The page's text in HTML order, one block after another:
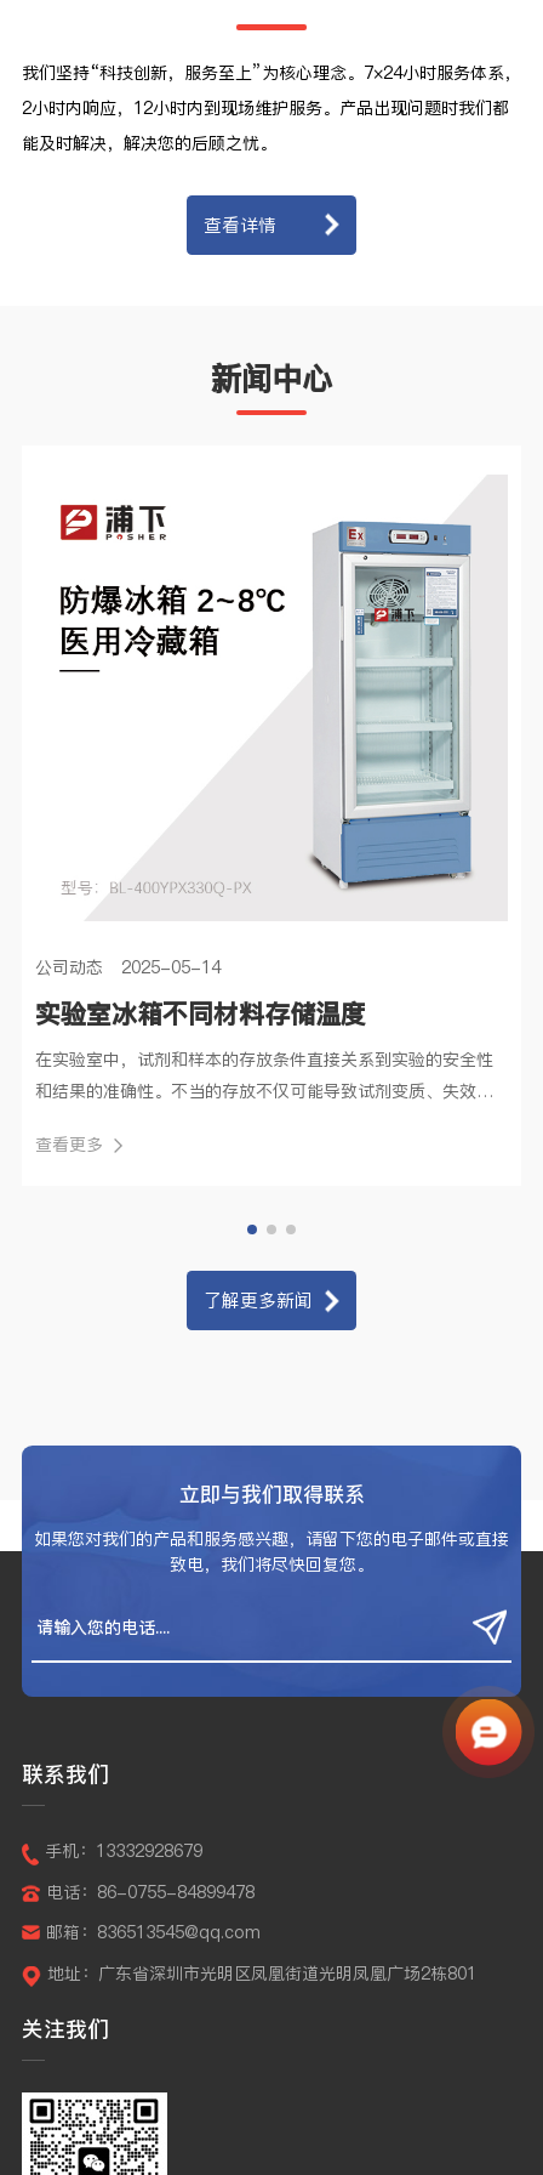
我们坚持“科技创新，服务至上”为核心理念。7×24小时服务体系，
2小时内响应，12小时内到现场维护服务。产品出现问题时我们都
能及时解决，解决您的后顾之忧。
查看详情
新闻中心
公司动态 2025-05-14
实验室冰箱不同材料存储温度
在实验室中，试剂和样本的存放条件直接关系到实验的安全性
和结果的准确性。不当的存放不仅可能导致试剂变质、失效，
查看更多
了解更多新闻
立即与我们取得联系
如果您对我们的产品和服务感兴趣，请留下您的电子邮件或直接
致电，我们将尽快回复您。
联系我们
手机：13332928679
电话：86-0755-84899478
邮箱：836513545@qq.com
地址：广东省深圳市光明区凤凰街道光明凤凰广场2栋801
关注我们